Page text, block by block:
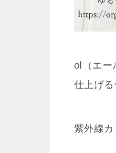
ol（エー
仕上げる
紫外線